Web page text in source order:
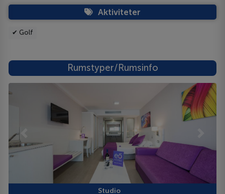
Aktiviteter
✔ Golf
Rumstyper/Rumsinfo
Studio